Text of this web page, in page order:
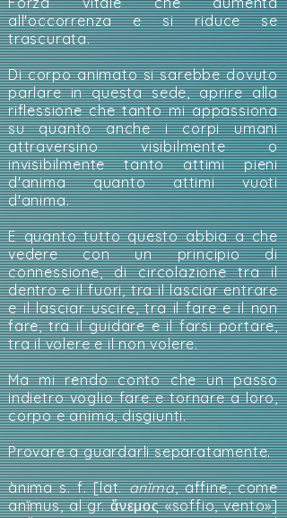
all'occorrenza e si riduce se
trascurata.
Di corpo animato si sarebbe dovuto
parlare in questa sede, aprire alla
riflessione che tanto mi appassiona
su quanto anche i corpi umani
attraversino visibilmente o
invisibilmente tanto attimi pieni
d'anima quanto attimi vuoti
d'anima.
E quanto tutto questo abbia a che
vedere con un principio di
connessione, di circolazione tra il
dentro e il fuori, tra il lasciar entrare
e il lasciar uscire, tra il fare e il non
fare, tra il guidare e il farsi portare,
tra il volere e il non volere.
Ma mi rendo conto che un passo
indietro voglio fare e tornare a loro,
corpo e anima, disgiunti.
Provare a guardarli separatamente.
ànima s. f. [lat.anĭma, affine, come
anĭmus, al gr. ἄνεμος «soffio, vento»]